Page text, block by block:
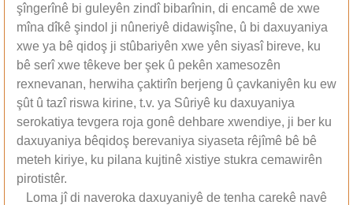
şîngerînê bi guleyên zindî bibarînin, di encamê de xwe
mîna dîkê şindol ji nûneriyê didawişîne, û bi daxuyaniya
xwe ya bê qidoş ji stûbariyên xwe yên siyasî bireve, ku
bê serî xwe têkeve ber şek û pekên xamesozên
rexnevanan, herwiha çaktirîn berjeng û çavkaniyên ku ew
şût û tazî riswa kirine, t.v. ya Sûriyê ku daxuyaniya
serokatiya tevgera roja gonê dehbare xwendiye, ji ber ku
daxuyaniya bêqidoş berevaniya siyaseta rêjîmê bê bê
meteh kiriye, ku pilana kujtinê xistiye stukra cemawirên
pirotistêr.
Loma jî di naveroka daxuyaniyê de tenha carekê navê